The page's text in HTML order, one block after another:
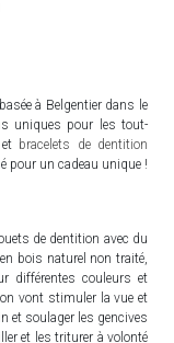
à Belgentier dans le
uniques pour les tout-
et bracelets de dentition
pour un cadeau unique !
de dentition avec du
bois naturel non traité,
différentes couleurs et
vont stimuler la vue et
et soulager les gencives
et les triturer à volonté